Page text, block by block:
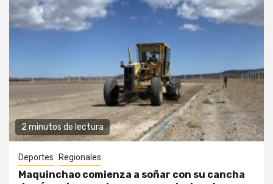
2 minutos de lectura
Deportes Regionales
Maquinchao comienza a soñar con su cancha